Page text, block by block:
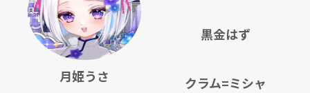
月姫うさ
黒金はず
クラム=ミシャ